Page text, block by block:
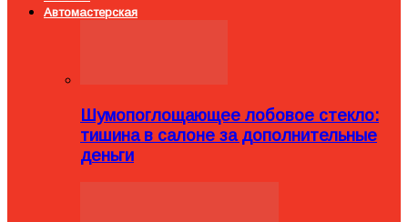
Автомастерская
Шумопоглощающее лобовое стекло:
тишина в салоне за дополнительные
деньги